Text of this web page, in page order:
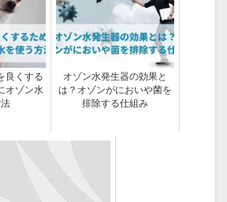
良くする
オゾン水
オゾン水発生器の効果と
は？オゾンがにおいや菌を
排除する仕組み